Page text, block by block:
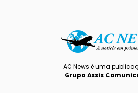
AC News é uma
Grupo Assis